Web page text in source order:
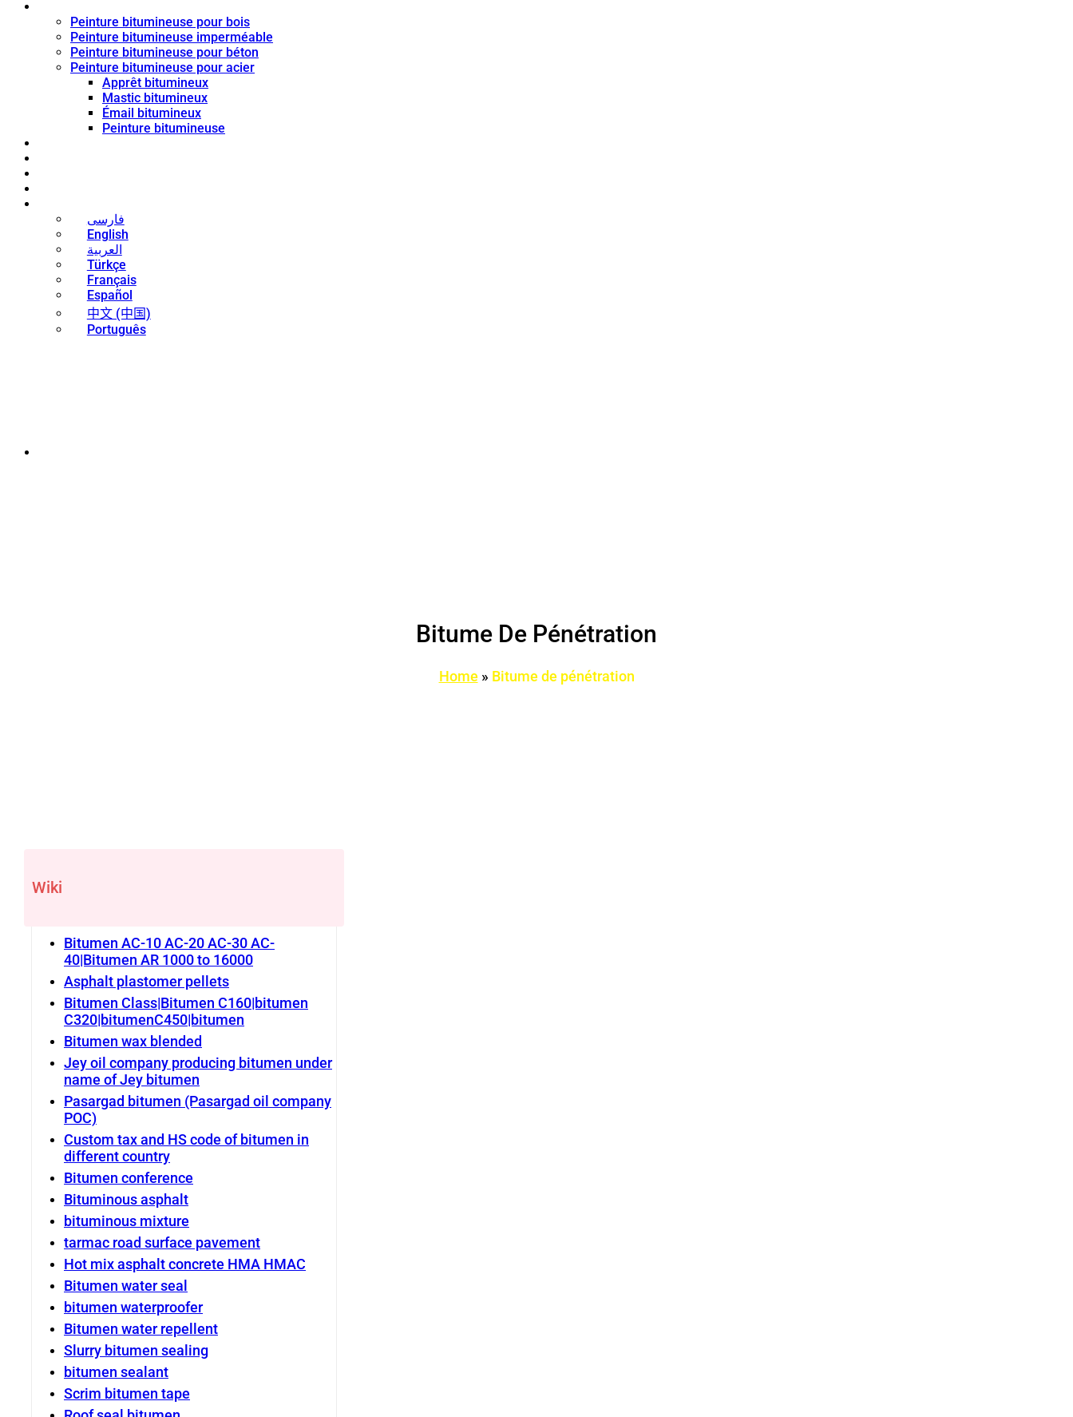
Peinture bitumineuse pour bois
Peinture bitumineuse imperméable
Peinture bitumineuse pour béton
Peinture bitumineuse pour acier
Apprêt bitumineux
Mastic bitumineux
Émail bitumineux
Peinture bitumineuse
فارسی
English
العربية
Türkçe
Français
Español
中文 (中国)
Português
Bitume De Pénétration
Home » Bitume de pénétration
Wiki
Bitumen AC-10 AC-20 AC-30 AC-
40|Bitumen AR 1000 to 16000
Asphalt plastomer pellets
Bitumen Class|Bitumen C160|bitumen
C320|bitumenC450|bitumen
Bitumen wax blended
Jey oil company producing bitumen under
name of Jey bitumen
Pasargad bitumen (Pasargad oil company
POC)
Custom tax and HS code of bitumen in
different country
Bitumen conference
Bituminous asphalt
bituminous mixture
tarmac road surface pavement
Hot mix asphalt concrete HMA HMAC
Bitumen water seal
bitumen waterproofer
Bitumen water repellent
Slurry bitumen sealing
bitumen sealant
Scrim bitumen tape